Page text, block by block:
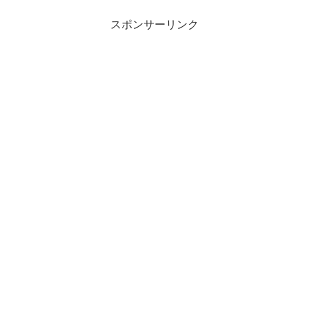
スポンサーリンク